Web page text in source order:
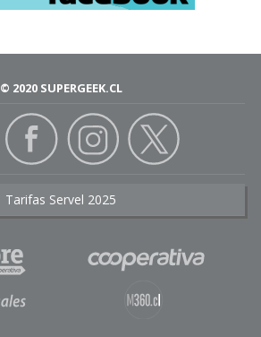
© 2020 SUPERGEEK.CL
Tarifas Servel 2025